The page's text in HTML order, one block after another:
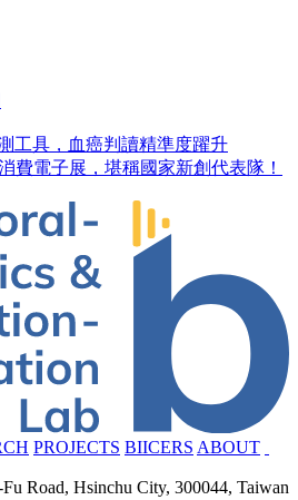
工具，血癌判讀精準度躍升
費電子展，堪稱國家新創代表隊！
PROJECTS BIICERS ABOUT
Road, Hsinchu City, 300044, Taiwan